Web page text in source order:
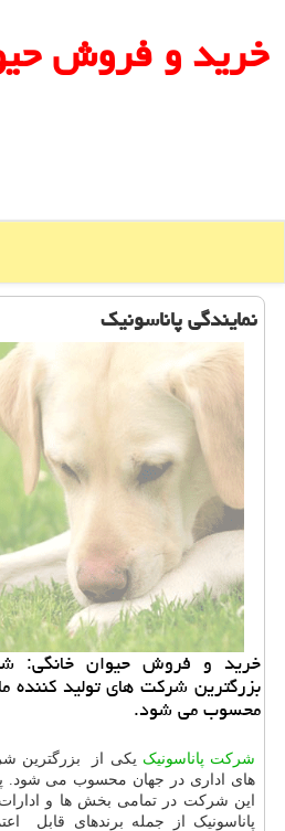
خرید و فروش
نمایندگی پاناسونیك
خرید و فروش حیوان خانگی:
بزرگترین شركت های تولید كننده
محسوب می شود.
شرکت پاناسونیک یکی از بزرگترین
های اداری در جهان محسوب می شود.
این شرکت در تمامی بخش ها و ادارات
پاناسونیک از جمله برندهای قابل